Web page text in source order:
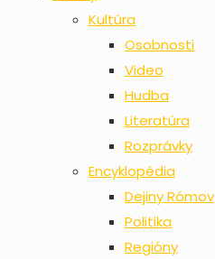
Kultúra
Osobnosti
Video
Hudba
Literatúra
Rozprávky
Encyklopédia
Dejiny Rómov
Politika
Regióny